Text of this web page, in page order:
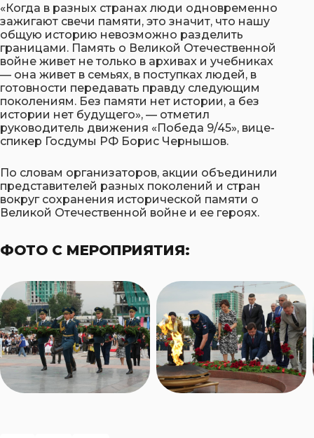
«Когда в разных странах люди одновременно
зажигают свечи памяти, это значит, что нашу
общую историю невозможно разделить
границами. Память о Великой Отечественной
войне живет не только в архивах и учебниках
— она живет в семьях, в поступках людей, в
готовности передавать правду следующим
поколениям. Без памяти нет истории, а без
истории нет будущего», — отметил
руководитель движения «Победа 9/45», вице-
спикер Госдумы РФ Борис Чернышов.
По словам организаторов, акции объединили
представителей разных поколений и стран
вокруг сохранения исторической памяти о
Великой Отечественной войне и ее героях.
ФОТО С МЕРОПРИЯТИЯ: